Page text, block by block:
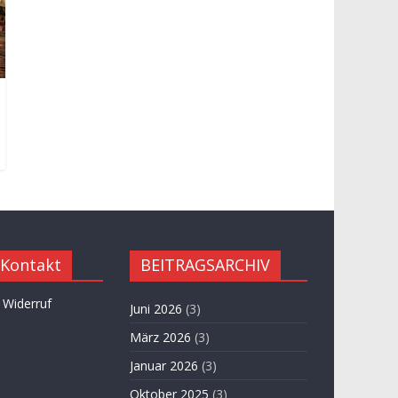
BEITRAGSARCHIV
Juni 2026 (3)
März 2026 (3)
Januar 2026 (3)
Oktober 2025 (3)